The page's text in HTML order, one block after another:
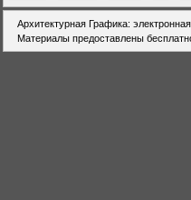
Архитектурная Графика:
Материалы предоставлены